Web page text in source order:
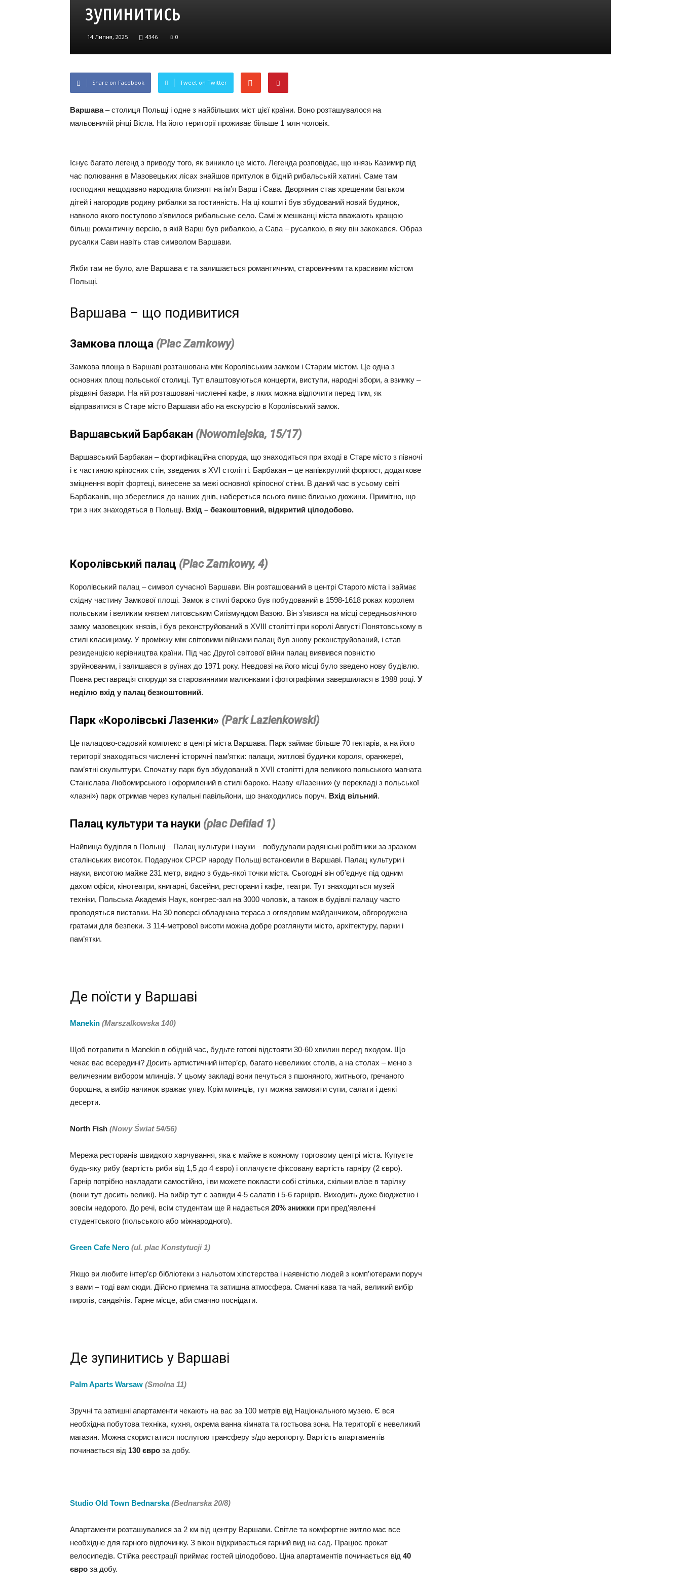
зупинитись
14 Липня, 2025 4346 0
Share on Facebook Tweet on Twitter
Варшава– столиця Польщі і одне з найбільших міст цієї країни. Воно розташувалося на
мальовничій річці Вісла. На його території проживає більше 1 млн чоловік.
Існує багато легенд з приводу того, як виникло це місто. Легенда розповідає, що князь Казимир під
час полювання в Мазовецьких лісах знайшов притулок в бідній рибальській хатині. Саме там
господиня нещодавно народила близнят на ім’я Варш і Сава. Дворянин став хрещеним батьком
дітей і нагородив родину рибалки за гостинність. На ці кошти і був збудований новий будинок,
навколо якого поступово з’явилося рибальське село. Самі ж мешканці міста вважають кращою
більш романтичну версію, в якій Варш був рибалкою, а Сава – русалкою, в яку він закохався. Образ
русалки Сави навіть став символом Варшави.
Якби там не було, але Варшава є та залишається романтичним, старовинним та красивим містом
Польщі.
Варшава – що подивитися
Замкова площа (Plac Zamkowy)
Замкова площа в Варшаві розташована між Королівським замком і Старим містом. Це одна з
основних площ польської столиці. Тут влаштовуються концерти, виступи, народні збори, а взимку –
різдвяні базари. На ній розташовані численні кафе, в яких можна відпочити перед тим, як
відправитися в Старе місто Варшави або на екскурсію в Королівський замок.
Варшавський Барбакан (Nowomiejska, 15/17)
Варшавський Барбакан – фортифікаційна споруда, що знаходиться при вході в Старе місто з півночі
і є частиною кріпосних стін, зведених в XVI столітті. Барбакан – це напівкруглий форпост, додаткове
зміцнення воріт фортеці, винесене за межі основної кріпосної стіни. В даний час в усьому світі
Барбаканів, що збереглися до наших днів, набереться всього лише близько дюжини. Примітно, що
три з них знаходяться в Польщі. Вхід – безкоштовний, відкритий цілодобово.
Королівський палац (Plac Zamkowy, 4)
Королівський палац – символ сучасної Варшави. Він розташований в центрі Старого міста і займає
східну частину Замкової площі. Замок в стилі бароко був побудований в 1598-1618 роках королем
польським і великим князем литовським Сигізмундом Вазою. Він з’явився на місці середньовічного
замку мазовецких князів, і був реконструйований в XVIII столітті при королі Августі Понятовському в
стилі класицизму. У проміжку між світовими війнами палац був знову реконструйований, і став
резиденцією керівництва країни. Під час Другої світової війни палац виявився повністю
зруйнованим, і залишався в руїнах до 1971 року. Невдовзі на його місці було зведено нову будівлю.
Повна реставрація споруди за старовинними малюнками і фотографіями завершилася в 1988 році. У
неділю вхід у палац безкоштовний.
Парк «Королівські Лазенки» (Park Lazienkowski)
Це палацово-садовий комплекс в центрі міста Варшава. Парк займає більше 70 гектарів, а на його
території знаходяться численні історичні пам’ятки: палаци, житлові будинки короля, оранжереї,
пам’ятні скульптури. Спочатку парк був збудований в XVII столітті для великого польського магната
Станіслава Любомирського і оформлений в стилі бароко. Назву «Лазенки» (у перекладі з польської
«лазні») парк отримав через купальні павільйони, що знаходились поруч. Вхід вільний.
Палац культури та науки (plac Defilad 1)
Найвища будівля в Польщі – Палац культури і науки – побудували радянські робітники за зразком
сталінських висоток. Подарунок СРСР народу Польщі встановили в Варшаві. Палац культури і
науки, висотою майже 231 метр, видно з будь-якої точки міста. Сьогодні він об’єднує під одним
дахом офіси, кінотеатри, книгарні, басейни, ресторани і кафе, театри. Тут знаходиться музей
техніки, Польська Академія Наук, конгрес-зал на 3000 чоловік, а також в будівлі палацу часто
проводяться виставки. На 30 поверсі обладнана тераса з оглядовим майданчиком, обгороджена
гратами для безпеки. З 114-метрової висоти можна добре розглянути місто, архітектуру, парки і
пам’ятки.
Де поїсти у Варшаві
Manekin (Marszalkowska 140)
Щоб потрапити в Manekin в обідній час, будьте готові відстояти 30-60 хвилин перед входом. Що
чекає вас всередині? Досить артистичний інтер’єр, багато невеликих столів, а на столах – меню з
величезним вибором млинців. У цьому закладі вони печуться з пшоняного, житнього, гречаного
борошна, а вибір начинок вражає уяву. Крім млинців, тут можна замовити супи, салати і деякі
десерти.
North Fish (Nowy Świat 54/56)
Мережа ресторанів швидкого харчування, яка є майже в кожному торговому центрі міста. Купуєте
будь-яку рибу (вартість риби від 1,5 до 4 євро) і оплачуєте фіксовану вартість гарніру (2 євро).
Гарнір потрібно накладати самостійно, і ви можете покласти собі стільки, скільки влізе в тарілку
(вони тут досить великі). На вибір тут є завжди 4-5 салатів і 5-6 гарнірів. Виходить дуже бюджетно і
зовсім недорого. До речі, всім студентам ще й надається 20% знижки при пред’явленні
студентського (польського або міжнародного).
Green Cafe Nero (ul. plac Konstytucji 1)
Якщо ви любите інтер’єр бібліотеки з нальотом хіпстерства і наявністю людей з комп’ютерами поруч
з вами – тоді вам сюди. Дійсно приємна та затишна атмосфера. Смачні кава та чай, великий вибір
пирогів, сандвічів. Гарне місце, аби смачно поснідати.
Де зупинитись у Варшаві
Palm Aparts Warsaw (Smolna 11)
Зручні та затишні апартаменти чекають на вас за 100 метрів від Національного музею. Є вся
необхідна побутова техніка, кухня, окрема ванна кімната та гостьова зона. На території є невеликий
магазин. Можна скористатися послугою трансферу з/до аеропорту. Вартість апартаментів
починається від 130 євро за добу.
Studio Old Town Bednarska (Bednarska 20/8)
Апартаменти розташувалися за 2 км від центру Варшави. Світле та комфортне житло має все
необхідне для гарного відпочинку. З вікон відкривається гарний вид на сад. Працює прокат
велосипедів. Стійка реєстрації приймає гостей цілодобово. Ціна апартаментів починається від 40
євро за добу.